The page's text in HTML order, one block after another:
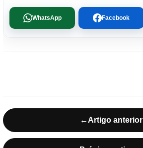
WhatsApp Facebook
← Artigo anterior